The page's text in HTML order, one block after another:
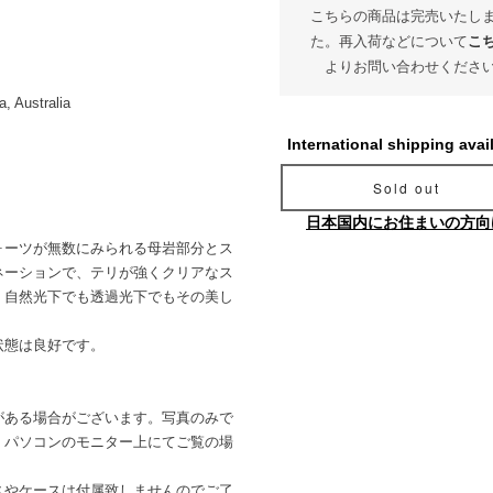
Australia
ツが無数にみられる母岩部分とス
ションで、テリが強くクリアなス
然光下でも透過光下でもその美し
は良好です。
る場合がございます。写真のみで
ソコンのモニター上にてご覧の場
こちらの商品は完売いたし
た。再入荷などについてこ
よりお問い合わせくださ
International shipping
Sold out
日本国内にお住まいの方